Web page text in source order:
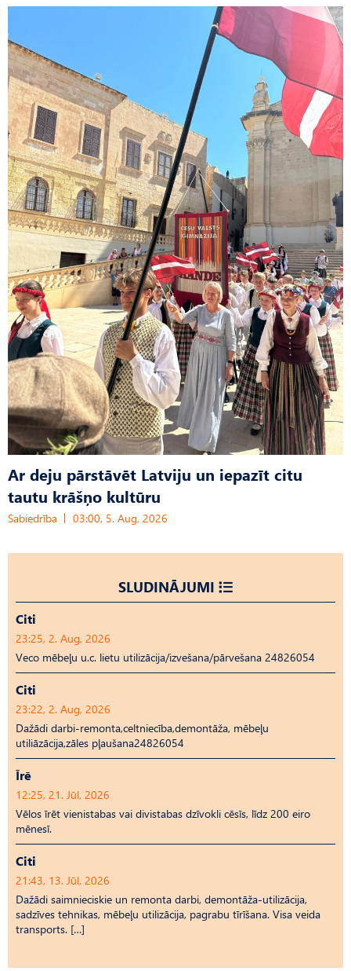
Ar deju pārstāvēt Latviju un iepazīt citu
tautu krāšņo kultūru
Sabiedrība 03:00, 5. Aug, 2026
SLUDINĀJUMI
Citi
23:25, 2. Aug, 2026
Veco mēbeļu u.c. lietu utilizācija/izvešana/pārvešana 24826054
Citi
23:22, 2. Aug, 2026
Dažādi darbi-remonta,celtniecība,demontāža, mēbeļu
utiliāzācija,zāles pļaušana24826054
Īrē
12:25, 21. Jūl, 2026
Vēlos īrēt vienistabas vai divistabas dzīvokli cēsīs, līdz 200 eiro
mēnesī.
Citi
21:43, 13. Jūl, 2026
Dažādi saimnieciskie un remonta darbi, demontāža-utilizācija,
sadzīves tehnikas, mēbeļu utilizācija, pagrabu tīrīšana. Visa veida
transports. […]